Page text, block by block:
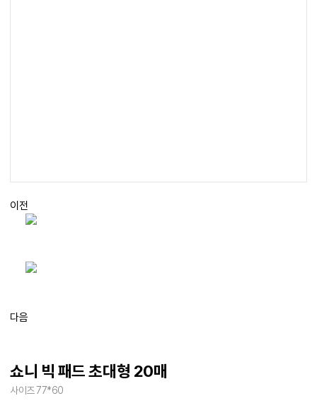
이전
다음
쇼니 빅 패드 초대형 20매
사이즈 77*60